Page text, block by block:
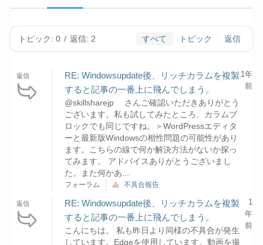
トピック: 0 / 返信: 2 すべて トピック 返信
返信
RE: Windowsupdate後、リッチカラムを複製
すると記事の一番上に飛んでしまう。
@skillsharejp さんご確認いただきありがとう
ございます。私も試してみたところ、カラムブ
ロックでも同じですね。＞WordPressエディタ
ーと最新版Windowsの相性問題の可能性があり
ます。こちらの線で何か解決方法がないか探っ
てみます。 アドバイスありがとうございまし
た。また何かあ...
1年
前
フォーラム 不具合報告
返信
RE: Windowsupdate後、リッチカラムを複製
すると記事の一番上に飛んでしまう。
こんにちは。 私も昨日より同様の不具合が発生
しています。Edgeを使用しています。動画を撮
1
年
前